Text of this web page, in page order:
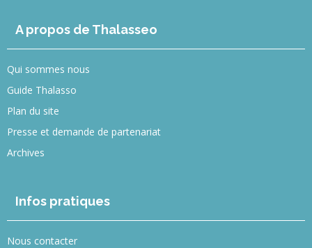
A propos de Thalasseo
Qui sommes nous
Guide Thalasso
Plan du site
Presse et demande de partenariat
Archives
Infos pratiques
Nous contacter